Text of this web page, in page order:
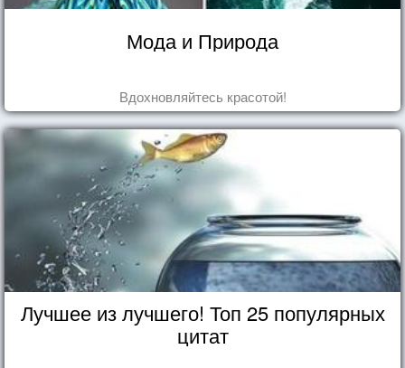
Мода и Природа
Вдохновляйтесь красотой!
Лучшее из лучшего! Топ 25 популярных
цитат